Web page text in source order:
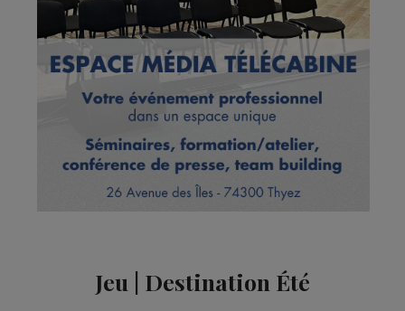
Jeu | Destination Été